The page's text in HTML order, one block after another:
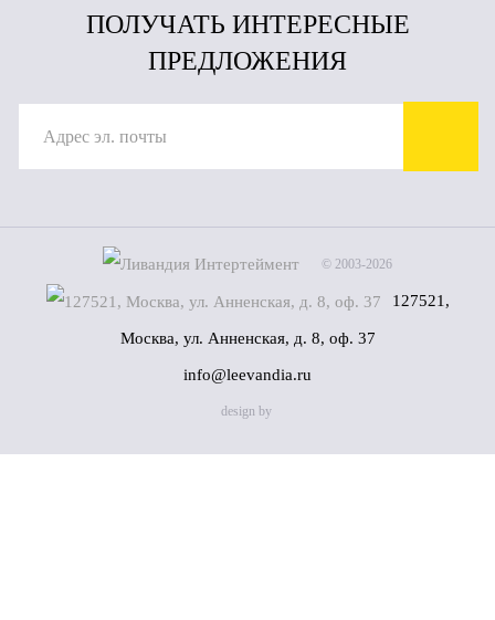
ПОЛУЧАТЬ ИНТЕРЕСНЫЕ
ПРЕДЛОЖЕНИЯ
© 2003-2026
127521,
Москва, ул. Анненская, д. 8, оф. 37
info@leevandia.ru
design by
Имя(*)